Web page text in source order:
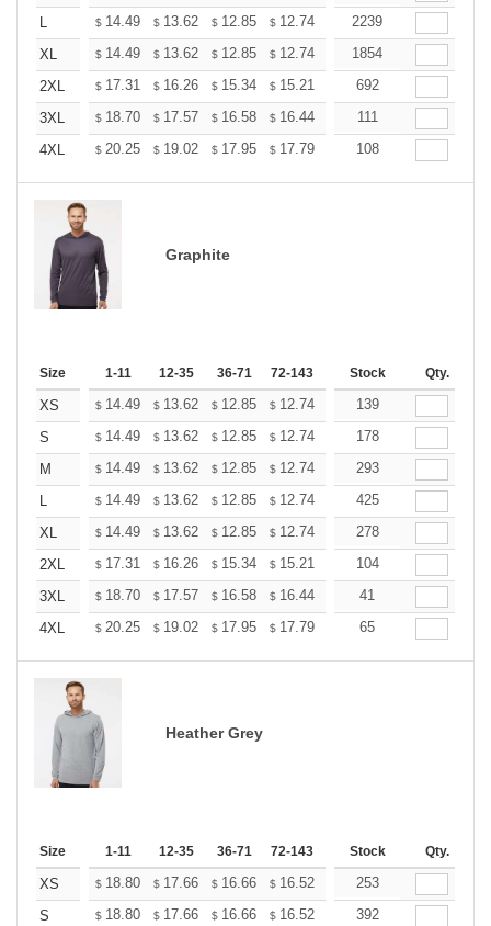
L
$ 14.49 $ 13.62 $ 12.85 $ 12.74 12.52
2239
XL
$ 14.49 $ 13.62 $ 12.85 $ 12.74 12.52
1854
2XL
$ 17.31 $ 16.26 $ 15.34 $ 15.21 14.95
692
3XL
$ 18.70 $ 17.57 $ 16.58 $ 16.44 16.15
111
4XL
$ 20.25 $ 19.02 $ 17.95 $ 17.79 17.49
108
Graphite
Size 1-11 12-35 36-71 72-143 144-287 288 + More
Stock Qty.
XS $ 14.49 $ 13.62 $ 12.85 $ 12.74 12.52
139
S
$ 14.49 $ 13.62 $ 12.85 $ 12.74 12.52
178
M
$ 14.49 $ 13.62 $ 12.85 $ 12.74 12.52
293
L
$ 14.49 $ 13.62 $ 12.85 $ 12.74 12.52
425
XL
$ 14.49 $ 13.62 $ 12.85 $ 12.74 12.52
278
2XL
$ 17.31 $ 16.26 $ 15.34 $ 15.21 14.95
104
3XL
$ 18.70 $ 17.57 $ 16.58 $ 16.44 16.15
41
4XL
$ 20.25 $ 19.02 $ 17.95 $ 17.79 17.49
65
Heather Grey
Size 1-11 12-35 36-71 72-143 144-287 288 + More
Stock Qty.
XS $ 18.80 $ 17.66 $ 16.66 $ 16.52 16.23
253
S
$ 18.80 $ 17.66 $ 16.66 $ 16.52 16.23
392